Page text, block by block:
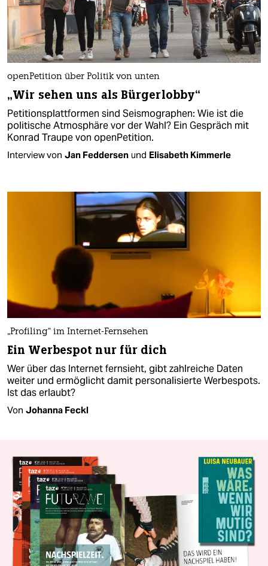
openPetition über Politik von unten
„Wir sehen uns als Bürgerlobby“
Petitionsplattformen sind Seismographen: Wie ist die
politische Atmosphäre vor der Wahl? Ein Gespräch mit
Konrad Traupe von openPetition.
Interview von Jan Feddersen und Elisabeth Kimmerle
„Profiling“ im Internet-Fernsehen
Ein Werbespot nur für dich
Wer über das Internet fernsieht, gibt zahlreiche Daten
weiter und ermöglicht damit personalisierte Werbespots.
Ist das erlaubt?
Von Johanna Feckl